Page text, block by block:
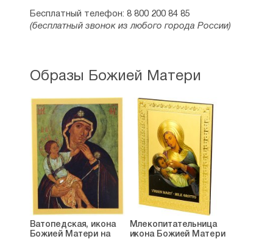
Бесплатный телефон: 8 800 200 84 85
(бесплатный звонок из любого города России)
Образы Божией Матери
Ватопедская, икона
Божией Матери на
Млекопитательница
икона Божией Матери